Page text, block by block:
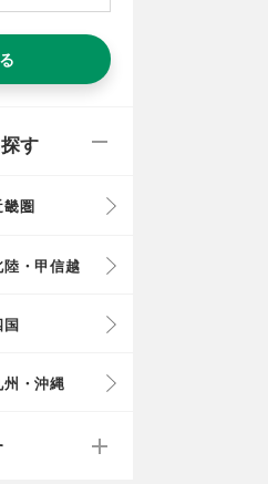
す
畿圏
陸・甲信越
国
州・沖縄